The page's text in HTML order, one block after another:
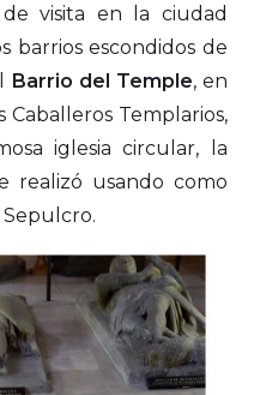
visita en la ciudad
barrios escondidos de
Barrio del Temple, en
Caballeros Templarios,
iglesia circular, la
realizó usando como